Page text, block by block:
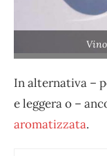
In alternativa –
e leggera o –
aromatizzata.